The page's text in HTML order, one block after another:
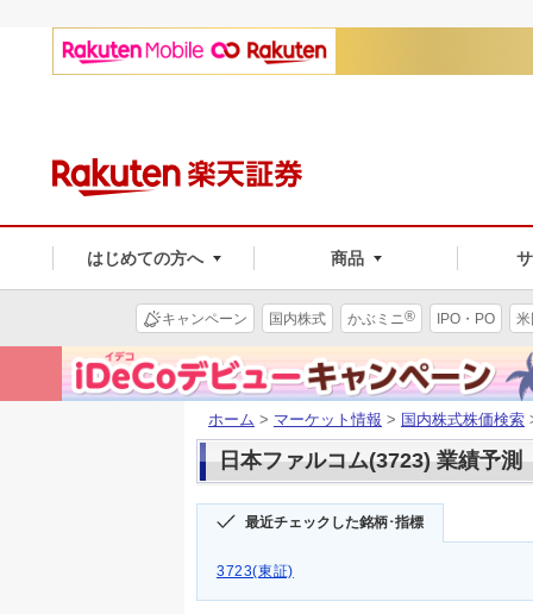
はじめての方へ 商品
キャンペーン 国内株式 かぶミニ® IPO・PO
ホーム > マーケット情報 > 国内株式株価検索
日本ファルコム(3723) 業績予測
最近チェックした銘柄･指標
3723(東証)